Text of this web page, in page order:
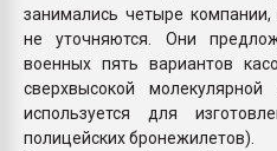
занимались четыре
не уточняются. Они
военных пять вариантов
сверхвысокой
используется для
полицейских бронежилетов).